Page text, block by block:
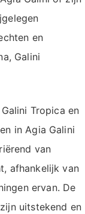
en
Galini
Tropica en
in Agia Galini
van
afhankelijk van
ervan. De
uitstekend en